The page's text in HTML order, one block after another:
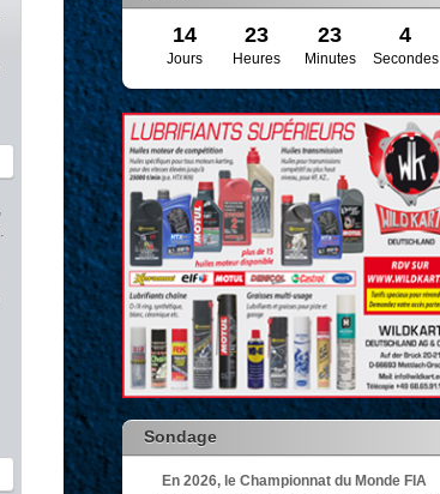
14 23 23 3
Jours Heures Minutes Secondes
Sondage
En 2026, le Championnat du Monde FIA